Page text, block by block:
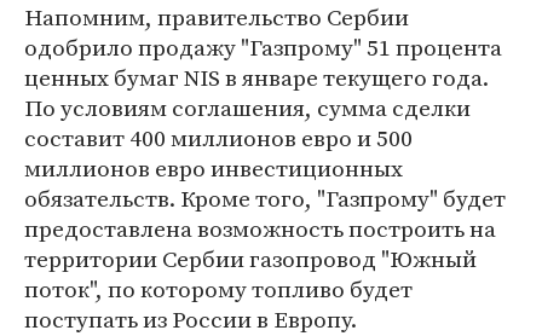
Напомним, правительство Сербии
одобрило продажу "Газпрому" 51 процента
ценных бумаг NIS в январе текущего года.
По условиям соглашения, сумма сделки
составит 400 миллионов евро и 500
миллионов евро инвестиционных
обязательств. Кроме того, "Газпрому" будет
предоставлена возможность построить на
территории Сербии газопровод "Южный
поток", по которому топливо будет
поступать из России в Европу.